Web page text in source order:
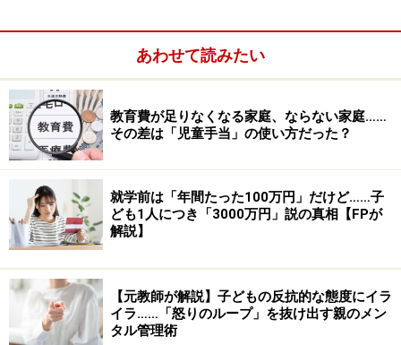
とにかく子どもをよく見る
私はこれまで多くの保護者の方々と話してきました。そ
の中で、自ら進んで学ぶ子の親の行動に共通点があるこ
とがわかったのです。
「口出しせず、よく見る」
あわせて読みたい
教育費が足りなくなる家庭、ならない家庭……
その差は「児童手当」の使い方だった？
就学前は「年間たった100万円」だけど……子
ども1人につき「3000万円」説の真相【FPが
解説】
【元教師が解説】子どもの反抗的な態度にイラ
イラ……「怒りのループ」を抜け出す親のメン
タル管理術